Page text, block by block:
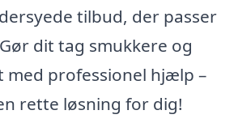
tilbud, der passer
dit tag smukkere og
med professionel hjælp –
rette løsning for dig!